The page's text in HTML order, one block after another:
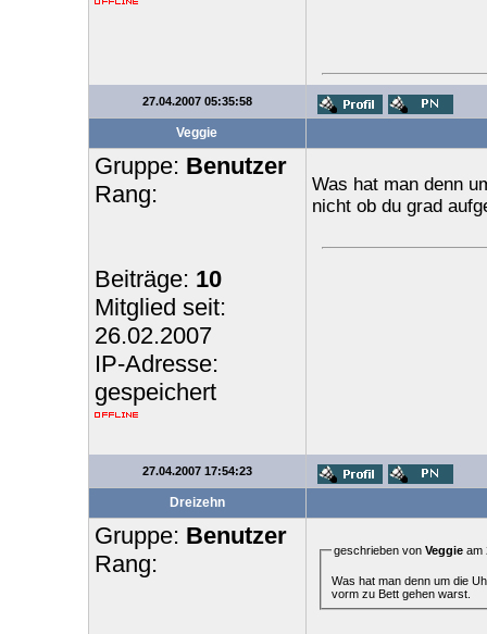
27.04.2007 05:35:58
Veggie
Gruppe: Benutzer
Rang:
Beiträge: 10
Mitglied seit:
26.02.2007
IP-Adresse:
gespeichert
Was hat man denn
nicht ob du grad
27.04.2007 17:54:23
Dreizehn
Gruppe: Benutzer
Rang:
geschrieben von Veggieam
Was hat man denn um die
vorm zu Bett gehen warst.